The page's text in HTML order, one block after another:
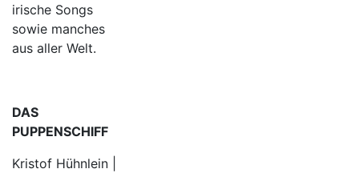
irische Songs
sowie manches
aus aller Welt.
DAS
PUPPENSCHIFF
Kristof Hühnlein |